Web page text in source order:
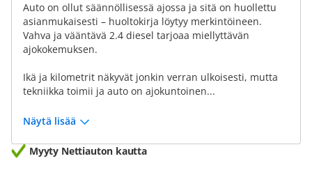
Auto on ollut säännöllisessä ajossa ja sitä on huollettu
asianmukaisesti – huoltokirja löytyy merkintöineen.
Vahva ja vääntävä 2.4 diesel tarjoaa miellyttävän
ajokokemuksen.
Ikä ja kilometrit näkyvät jonkin verran ulkoisesti, mutta
tekniikka toimii ja auto on ajokuntoinen...
Näytä lisää
Myyty Nettiauton kautta